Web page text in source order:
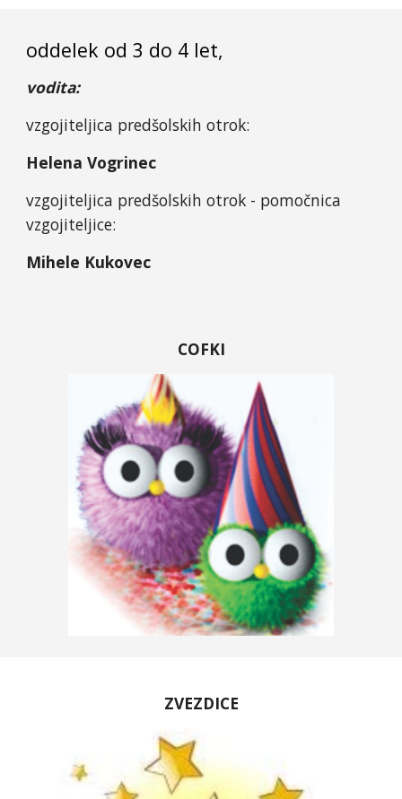
oddelek od 3 do 4 let,
vodita:
vzgojiteljica predšolskih otrok:
Helena Vogrinec
vzgojiteljica predšolskih otrok - pomočnica
vzgojiteljice:
Mihele Kukovec
COFKI
ZVEZDICE